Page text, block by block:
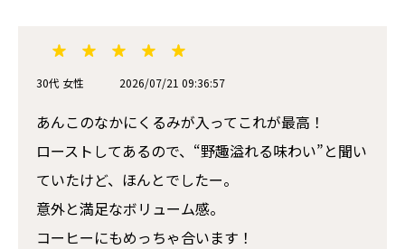
30代 女性 2026/07/21 09:36:57
あんこのなかにくるみが入ってこれが最高！
ローストしてあるので、“野趣溢れる味わい”と聞い
ていたけど、ほんとでしたー。
意外と満足なボリューム感。
コーヒーにもめっちゃ合います！